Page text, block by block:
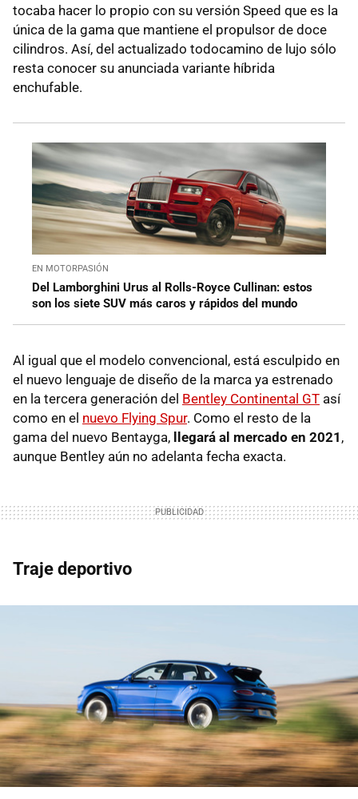
tocaba hacer lo propio con su versión Speed que es la
única de la gama que mantiene el propulsor de doce
cilindros. Así, del actualizado todocamino de lujo sólo
resta conocer su anunciada variante híbrida
enchufable.
EN MOTORPASIÓN
Del Lamborghini Urus al Rolls-Royce Cullinan: estos
son los siete SUV más caros y rápidos del mundo
Al igual que el modelo convencional, está esculpido en
el nuevo lenguaje de diseño de la marca ya estrenado
en la tercera generación del Bentley Continental GT así
como en el nuevo Flying Spur. Como el resto de la
gama del nuevo Bentayga, llegará al mercado en 2021 ,
aunque Bentley aún no adelanta fecha exacta.
Traje deportivo